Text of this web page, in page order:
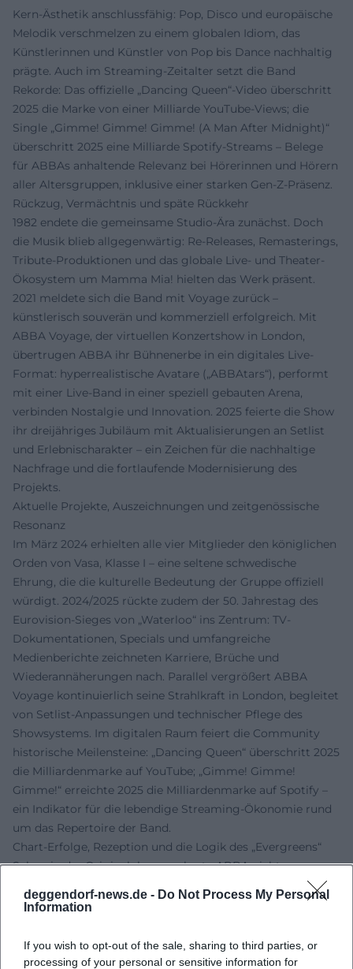
deggendorf-news.de - Do Not Process My Personal
Information
If you wish to opt-out of the sale, sharing to third parties, or
processing of your personal or sensitive information for
Kern-Ästhetik anschlussfähig: Pop, Disco und europäische
Melodik verschmelzen zu einem globalen Idiom, das
Künstlerinnen und Künstler von Pop bis Dance nachhaltig
prägte. Auch im Streaming-Zeitalter setzt die Band
Rekorde: Das offizielle „Dancing Queen“-Video überschritt
2025 die Marke von einer Milliarde YouTube-Views; die
Single „Gimme! Gimme! Gimme! (A Man After Midnight)“
überschritt 2025 eine Milliarde Spotify-Streams – Belege
für ABBAs anhaltende Relevanz bei Hörerinnen und Hörern
aller Altersgruppen, inklusive einer starken Gen-Z-Präsenz.
Rückzug, Vermächtnis und späte Rückkehr
1982 endete die gemeinsame Studio-Ära zunächst. Doch
die Musik blieb allgegenwärtig: Re-Releases, Remasterings,
Tribute-Produktionen und das globale Live- und Theater-
Ökosystem um Mamma Mia! hielten das Werk präsent.
2021 meldete sich die Band mit Voyage zurück –
künstlerisch souverän und kommerziell erfolgreich. Mit
ABBA Voyage, der virtuellen Konzertshow in London,
übertrugen ABBA ihr Bühnenerbe in ein digitales Live-
Format: hyperrealistische Avatare („ABBAtars“), performt
mit einer Live-Band in einer speziell gebauten Arena,
verbinden Nostalgie und Innovation. 2025 feierte die Show
ihr dreijähriges Jubiläum mit Aktualisierungen an Setlist
und Erlebnischarakter – ein Zeichen für die nachhaltige
Nachfrage und die fortlaufende Modernisierung des
Projekts.
Aktuelle Projekte, Auszeichnungen und zeitgenössische
Resonanz
Im März 2024 erhielten alle vier Mitglieder den königlichen
Orden von Vasa, Klasse I – eine seltene schwedische
Ehrung, die die kulturelle Bedeutung der Gruppe offiziell
würdigt. 2024/2025 rückte zudem der 50. Jahrestag des
Eurovision-Sieges von „Waterloo“ ins Zentrum: TV-
Dokumentationen, Specials und umfangreiche
Medienberichte zeichneten Karriere, Brüche und
Wiederannäherungen nach. Parallel vergrößert ABBA
Voyage kontinuierlich seine Strahlkraft in London, begleitet
von Setlist-Anpassungen und technischer Pflege des
Showsystems. Im digitalen Raum feiert die Community
historische Meilensteine: „Dancing Queen“ überschritt 2025
die Milliardenmarke auf YouTube; „Gimme! Gimme!
Gimme!“ erreichte 2025 die Milliardenmarke auf Spotify –
ein Indikator für die lebendige Streaming-Ökonomie rund
um das Repertoire der Band.
Chart-Erfolge, Rezeption und die Logik des „Evergreens“
Schon in der Originalphase eroberte ABBA nicht nur
Europa, sondern auch schwierige Märkte wie die USA.
„Dancing Queen“ erreichte 1977 Platz 1 der Billboard Hot
internationalen Charts. Kritisch wandelte sich das Bild von
„leicht“ zu „raffiniert“: Heute betonen Musikpresse und